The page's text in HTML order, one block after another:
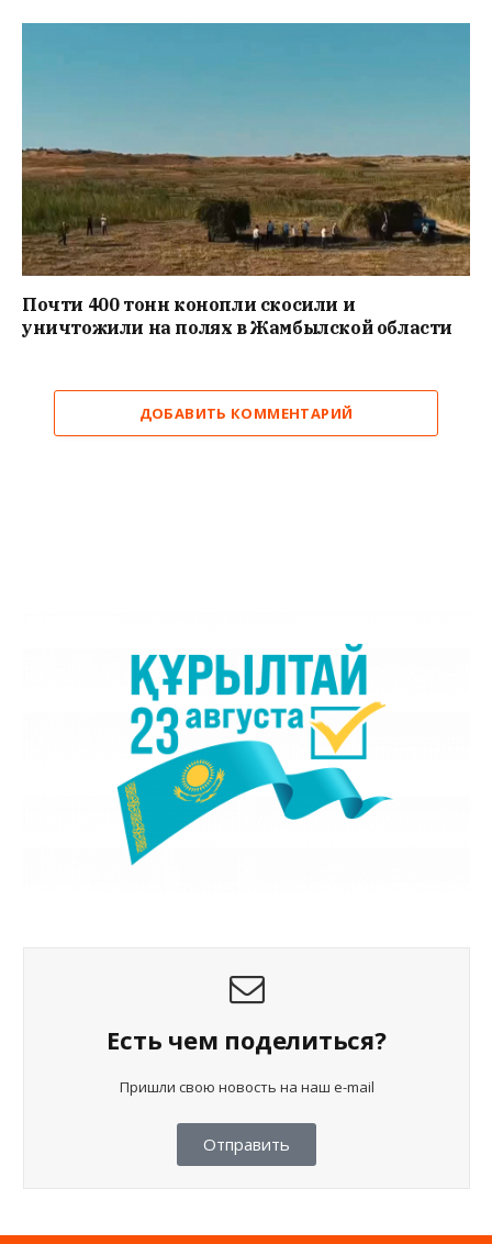
Почти 400 тонн конопли скосили и
уничтожили на полях в Жамбылской области
ДОБАВИТЬ КОММЕНТАРИЙ
Есть чем поделиться?
Пришли свою новость на наш e-mail
Отправить